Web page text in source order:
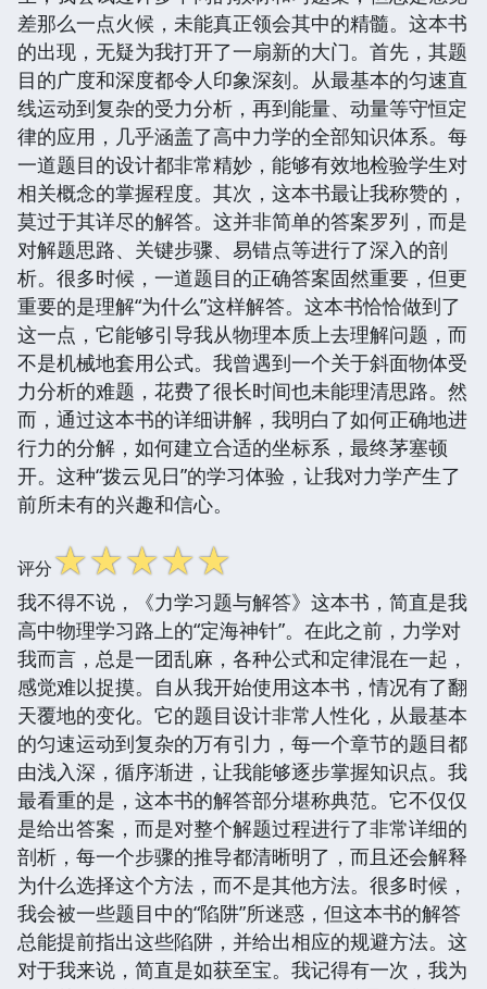
差那么一点火候，未能真正领会其中的精髓。这本书
的出现，无疑为我打开了一扇新的大门。首先，其题
目的广度和深度都令人印象深刻。从最基本的匀速直
线运动到复杂的受力分析，再到能量、动量等守恒定
律的应用，几乎涵盖了高中力学的全部知识体系。每
一道题目的设计都非常精妙，能够有效地检验学生对
相关概念的掌握程度。其次，这本书最让我称赞的，
莫过于其详尽的解答。这并非简单的答案罗列，而是
对解题思路、关键步骤、易错点等进行了深入的剖
析。很多时候，一道题目的正确答案固然重要，但更
重要的是理解“为什么”这样解答。这本书恰恰做到了
这一点，它能够引导我从物理本质上去理解问题，而
不是机械地套用公式。我曾遇到一个关于斜面物体受
力分析的难题，花费了很长时间也未能理清思路。然
而，通过这本书的详细讲解，我明白了如何正确地进
行力的分解，如何建立合适的坐标系，最终茅塞顿
开。这种“拨云见日”的学习体验，让我对力学产生了
前所未有的兴趣和信心。
评分☆☆☆☆☆
我不得不说，《力学习题与解答》这本书，简直是我
高中物理学习路上的“定海神针”。在此之前，力学对
我而言，总是一团乱麻，各种公式和定律混在一起，
感觉难以捉摸。自从我开始使用这本书，情况有了翻
天覆地的变化。它的题目设计非常人性化，从最基本
的匀速运动到复杂的万有引力，每一个章节的题目都
由浅入深，循序渐进，让我能够逐步掌握知识点。我
最看重的是，这本书的解答部分堪称典范。它不仅仅
是给出答案，而是对整个解题过程进行了非常详细的
剖析，每一个步骤的推导都清晰明了，而且还会解释
为什么选择这个方法，而不是其他方法。很多时候，
我会被一些题目中的“陷阱”所迷惑，但这本书的解答
总能提前指出这些陷阱，并给出相应的规避方法。这
对于我来说，简直是如获至宝。我记得有一次，我为